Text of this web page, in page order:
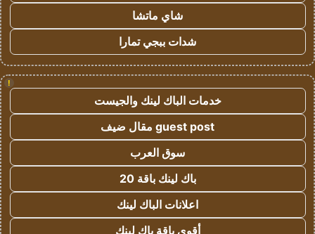
شاي ماتشا
شدات ببجي تمارا
!
خدمات الباك لينك والجيست
guest post مقال ضيف
سوق العرب
باك لينك باقة 20
اعلانات الباك لينك
أقوى باقة باك لينك